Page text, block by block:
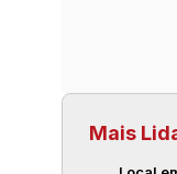
Mais